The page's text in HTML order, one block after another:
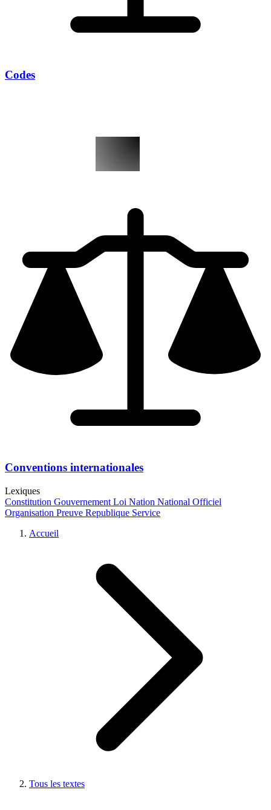
Codes
Conventions internationales
Lexiques
Constitution Gouvernement Loi Nation National Officiel
Organisation Preuve Republique Service
Accueil
Tous les textes